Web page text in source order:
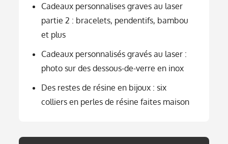
Cadeaux personnalises graves au laser
partie 2 : bracelets, pendentifs, bambou
et plus
Cadeaux personnalisés gravés au laser :
photo sur des dessous-de-verre en inox
Des restes de résine en bijoux : six
colliers en perles de résine faites maison